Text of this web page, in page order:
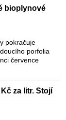
bioplynové
pokračuje
porfolia
července
za litr. Stojí